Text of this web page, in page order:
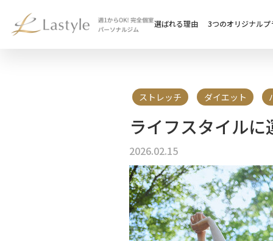
選ばれる理由 3つのオリジナルプ
ストレッチ ダイエット
ライフスタイル
2026.02.15